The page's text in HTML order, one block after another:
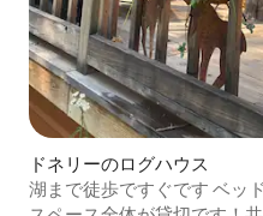
ドネリーのログハウス
湖まで徒歩ですぐです ベッ